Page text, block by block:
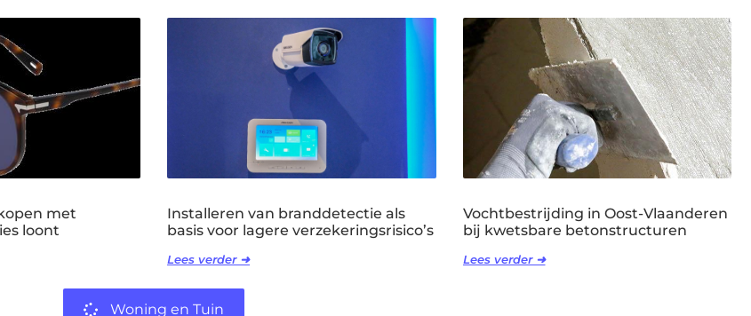
met
loont
Installeren van branddetectie als
basis voor lagere verzekeringsrisico’s
Lees verder ➜
Vochtbestrijding in Oost-Vlaanderen
bij kwetsbare betonstructuren
Lees verder ➜
Woning en Tuin